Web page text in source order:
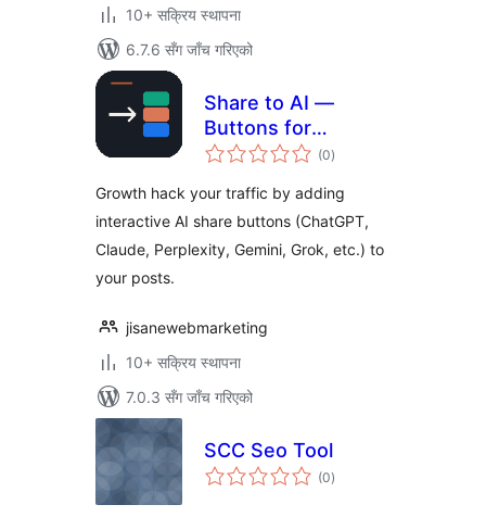
10+ सक्रिय स्थापना
6.7.6 सँग जाँच गरिएको
Share to AI —
Buttons for
ChatGPT,
(0कुल
रेटिङ्गहरू
)
Growth hack your traffic by adding
interactive AI share buttons (ChatGPT,
Claude, Perplexity, Gemini, Grok, etc.) to
your posts.
jisanewebmarketing
10+ सक्रिय स्थापना
7.0.3 सँग जाँच गरिएको
SCC Seo Tool
(0कुल
रेटिङ्गहरू
)